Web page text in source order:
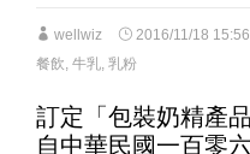
wellwiz 2016/11/18
餐飲, 牛乳, 乳粉
訂定「包裝奶精產
自中華民國一百零